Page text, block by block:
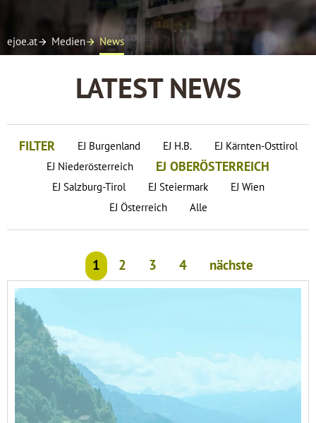
ejoe.at Medien News
LATEST NEWS
FILTER EJ Burgenland EJ H.B.
EJ Kärnten-Osttirol
EJ Niederösterreich
EJ OBERÖSTERREICH
EJ Salzburg-Tirol EJ Steiermark
EJ Wien
EJ Österreich
Alle
1 2 3 4 nächste